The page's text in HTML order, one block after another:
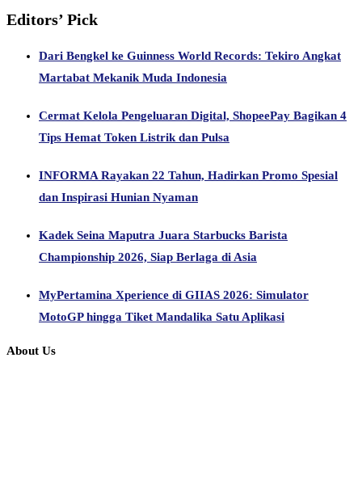
Editors’ Pick
Dari Bengkel ke Guinness World Records: Tekiro Angkat
Martabat Mekanik Muda Indonesia
Cermat Kelola Pengeluaran Digital, ShopeePay Bagikan 4
Tips Hemat Token Listrik dan Pulsa
INFORMA Rayakan 22 Tahun, Hadirkan Promo Spesial
dan Inspirasi Hunian Nyaman
Kadek Seina Maputra Juara Starbucks Barista
Championship 2026, Siap Berlaga di Asia
MyPertamina Xperience di GIIAS 2026: Simulator
MotoGP hingga Tiket Mandalika Satu Aplikasi
About Us